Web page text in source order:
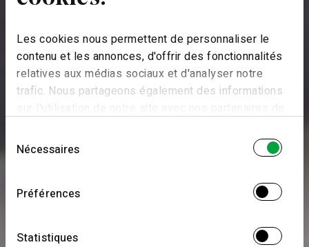
Les cookies nous permettent de personnaliser le
contenu et les annonces, d'offrir des fonctionnalités
relatives aux médias sociaux et d'analyser notre
trafic. Nous partageons également des informations
combiner celles-ci avec d'autres informations que
vous leur avez fournies ou qu'ils ont collectées lors
Nécessaires
Préférences
Statistiques